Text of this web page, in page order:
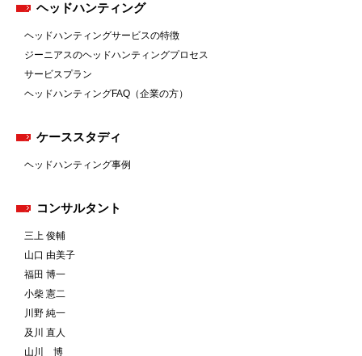
ヘッドハンティング
ヘッドハンティングサービスの特徴
ジーニアスのヘッドハンティングプロセス
サービスプラン
ヘッドハンティングFAQ（企業の方）
ケーススタディ
ヘッドハンティング事例
コンサルタント
三上 俊輔
山口 由美子
福田 博一
小柴 憲二
川野 純一
及川 直人
山川 博